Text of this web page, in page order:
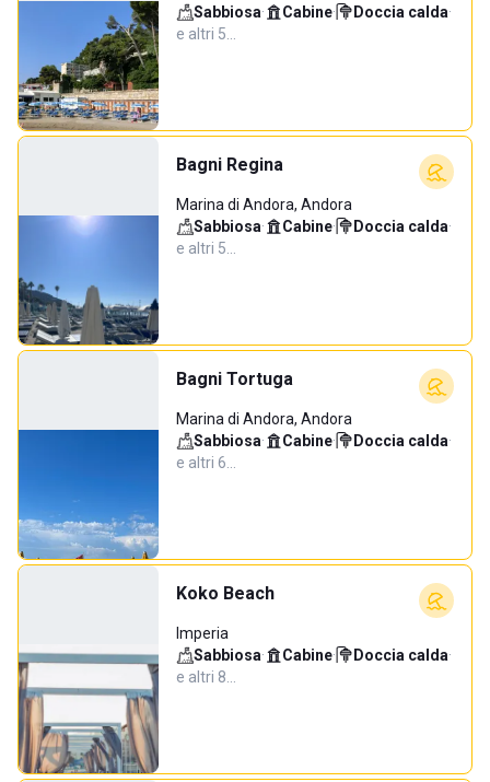
Sabbiosa· Cabine· Doccia calda·
e altri 5…
Bagni Regina
Marina di Andora, Andora
Sabbiosa· Cabine· Doccia calda·
e altri 5…
Bagni Tortuga
Marina di Andora, Andora
Sabbiosa· Cabine· Doccia calda·
e altri 6…
Koko Beach
Imperia
Sabbiosa· Cabine· Doccia calda·
e altri 8…